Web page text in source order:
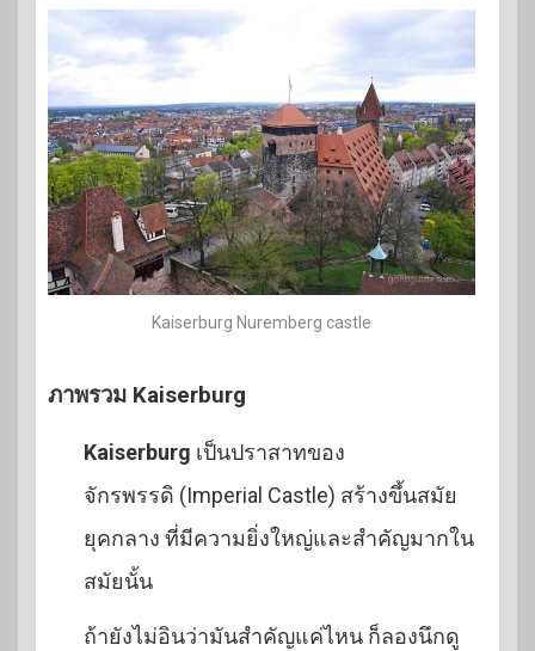
Kaiserburg Nuremberg castle
ภาพรวม Kaiserburg
Kaiserburg เป็นปราสาทของ
จักรพรรดิ (Imperial Castle) สร้างขึ้นสมัย
ยุคกลาง ที่มีความยิ่งใหญ่และสำคัญมากใน
สมัยนั้น
ถ้ายังไม่อินว่ามันสำคัญแค่ไหน ก็ลองนึกดู